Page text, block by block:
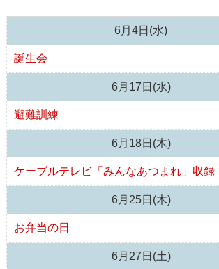
6月4日(水)
誕生会
6月17日(水)
避難訓練
6月18日(木)
ケーブルテレビ「みんなあつまれ」収録
6月25日(木)
お弁当の日
6月27日(土)